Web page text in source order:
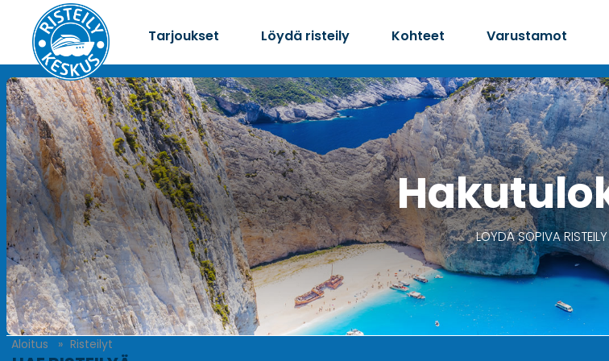
Tarjoukset Löydä risteily Kohteet Varustamot
LÖYDÄ SOPIVA RISTEILY
Aloitus Risteilyt